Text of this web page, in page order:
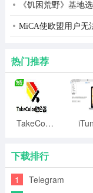
身份运行】——【
《饥困荒野》基地
MiCA使欧盟用户无
热门推荐
TakeColor取色器
下载排行
1 Telegram